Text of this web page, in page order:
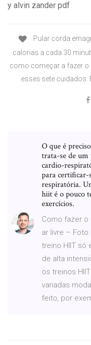
y alvin zander pdf
Pular corda
calorias a cada 30
como começar a fazer o
esses sete cuidados.
O que é
trata-se de um
cardio-
para certificar-
respiratória.
hiit é o pouco
exercícios.
Como fazer o
ar livre –
treino HIIT só
de alta
os treinos
variadas
feito, por